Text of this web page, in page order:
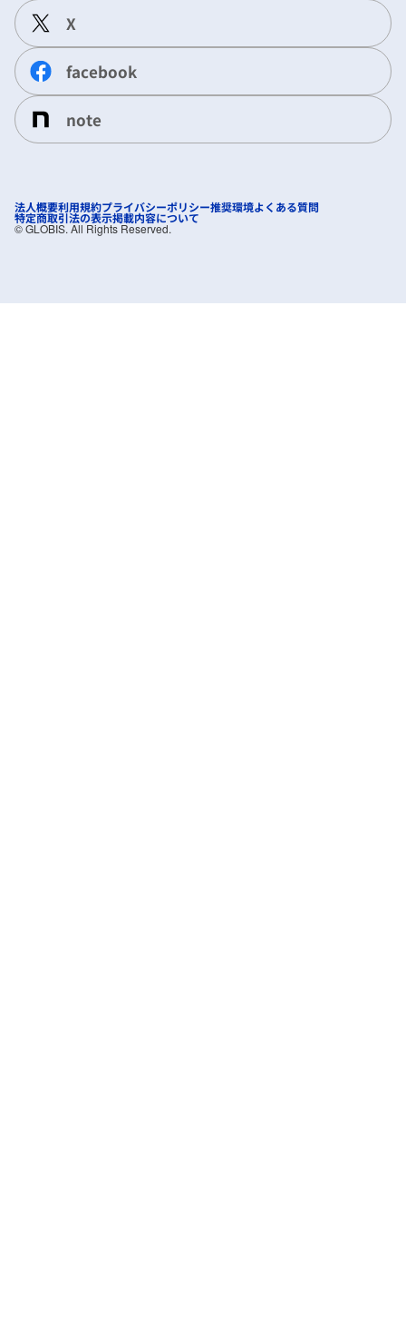
X
facebook
note
法人概要利用規約プライバシーポリシー推奨環境よくある質問
特定商取引法の表示掲載内容について
©︎ GLOBIS. All Rights Reserved.